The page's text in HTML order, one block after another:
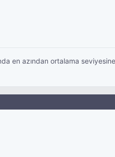
en azından ortalama